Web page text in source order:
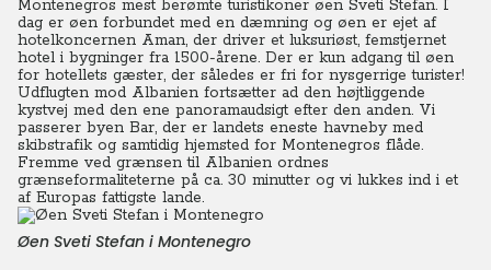
Montenegros mest berømte turistikoner øen Sveti Stefan. I
dag er øen forbundet med en dæmning og øen er ejet af
hotelkoncernen Aman, der driver et luksuriøst, femstjernet
hotel i bygninger fra 1500-årene. Der er kun adgang til øen
for hotellets gæster, der således er fri for nysgerrige turister!
Udflugten mod Albanien fortsætter ad den højtliggende
kystvej med den ene panoramaudsigt efter den anden. Vi
passerer byen Bar, der er landets eneste havneby med
skibstrafik og samtidig hjemsted for Montenegros flåde.
Fremme ved grænsen til Albanien ordnes
grænseformaliteterne på ca. 30 minutter og vi lukkes ind i et
af Europas fattigste lande.
Øen Sveti Stefan i Montenegro